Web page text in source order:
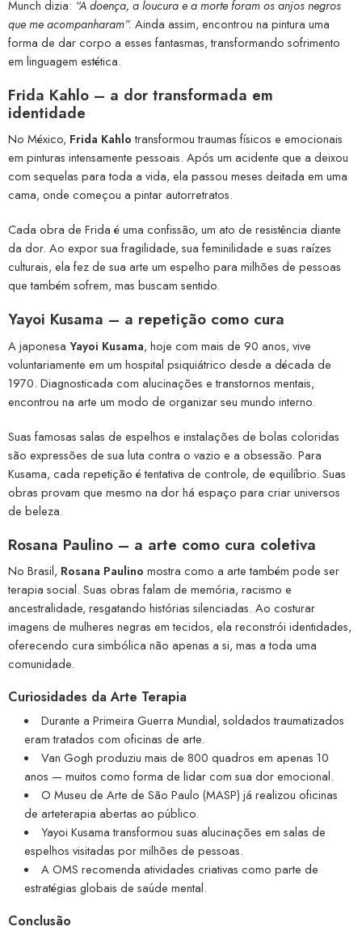
Munch dizia: “A doença, a loucura e a morte foram os anjos negros
que me acompanharam”. Ainda assim, encontrou na pintura uma
forma de dar corpo a esses fantasmas, transformando sofrimento
em linguagem estética.
Frida Kahlo – a dor transformada em
identidade
No México, Frida Kahlotransformou traumas físicos e emocionais
em pinturas intensamente pessoais. Após um acidente que a deixou
com sequelas para toda a vida, ela passou meses deitada em uma
cama, onde começou a pintar autorretratos.
Cada obra de Frida é uma confissão, um ato de resistência diante
da dor. Ao expor sua fragilidade, sua feminilidade e suas raízes
culturais, ela fez de sua arte um espelho para milhões de pessoas
que também sofrem, mas buscam sentido.
Yayoi Kusama – a repetição como cura
A japonesa Yayoi Kusama, hoje com mais de 90 anos, vive
voluntariamente em um hospital psiquiátrico desde a década de
1970. Diagnosticada com alucinações e transtornos mentais,
encontrou na arte um modo de organizar seu mundo interno.
Suas famosas salas de espelhos e instalações de bolas coloridas
são expressões de sua luta contra o vazio e a obsessão. Para
Kusama, cada repetição é tentativa de controle, de equilíbrio. Suas
obras provam que mesmo na dor há espaço para criar universos
de beleza.
Rosana Paulino – a arte como cura coletiva
No Brasil, Rosana Paulino mostra como a arte também pode ser
terapia social. Suas obras falam de memória, racismo e
ancestralidade, resgatando histórias silenciadas. Ao costurar
imagens de mulheres negras em tecidos, ela reconstrói identidades,
oferecendo cura simbólica não apenas a si, mas a toda uma
comunidade.
Curiosidades da Arte Terapia
Durante a Primeira Guerra Mundial, soldados traumatizados
eram tratados com oficinas de arte.
Van Gogh produziu mais de 800 quadros em apenas 10
anos — muitos como forma de lidar com sua dor emocional.
O Museu de Arte de São Paulo (MASP) já realizou oficinas
de arteterapia abertas ao público.
Yayoi Kusama transformou suas alucinações em salas de
espelhos visitadas por milhões de pessoas.
A OMS recomenda atividades criativas como parte de
estratégias globais de saúde mental.
Conclusão